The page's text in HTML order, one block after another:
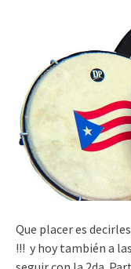
Que placer es
!!! y hoy también a